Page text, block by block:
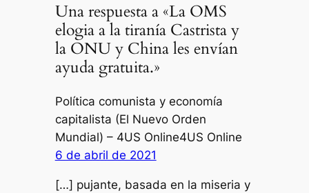
Una respuesta a «La OMS
elogia a la tiranía Castrista y
la ONU y China les envían
ayuda gratuita.»
Política comunista y economía
capitalista (El Nuevo Orden
Mundial) – 4US Online4US Online
6 de abril de 2021
[…] pujante, basada en la miseria y